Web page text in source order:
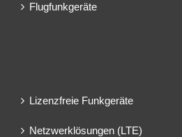
Flugfunkgeräte
Lizenzfreie Funkgeräte
Netzwerklösungen (LTE)